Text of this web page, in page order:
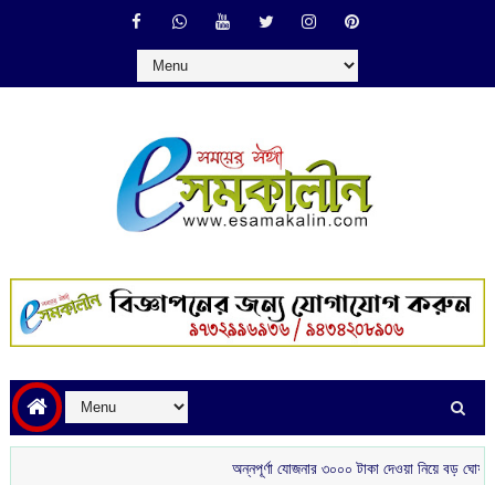
অন্নপূর্ণা যোজনার ৩০০০ টাকা দেওয়া নিয়ে বড় ঘোষণা